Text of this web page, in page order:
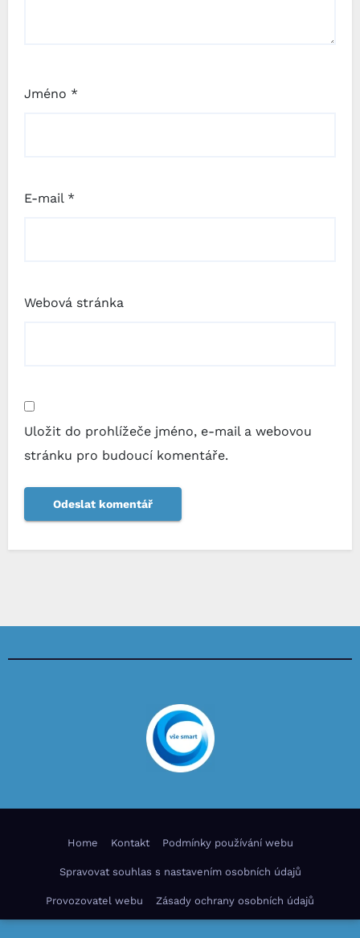
Jméno *
E-mail *
Webová stránka
Uložit do prohlížeče jméno, e-mail a webovou
stránku pro budoucí komentáře.
Home Kontakt Podmínky používání webu
Spravovat souhlas s nastavením osobních údajů
Provozovatel webu Zásady ochrany osobních údajů